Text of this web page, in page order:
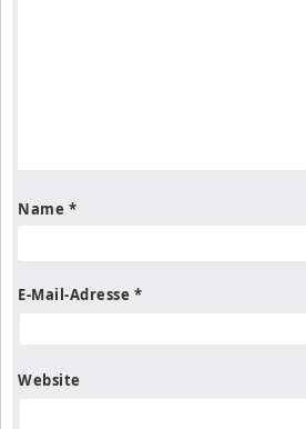
Name *
E-Mail-Adresse *
Website